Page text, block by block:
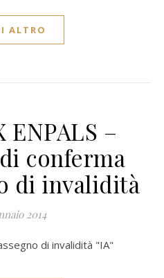
ALTRO
ENPALS –
conferma
di invalidità
2014
di invalidità "IA"